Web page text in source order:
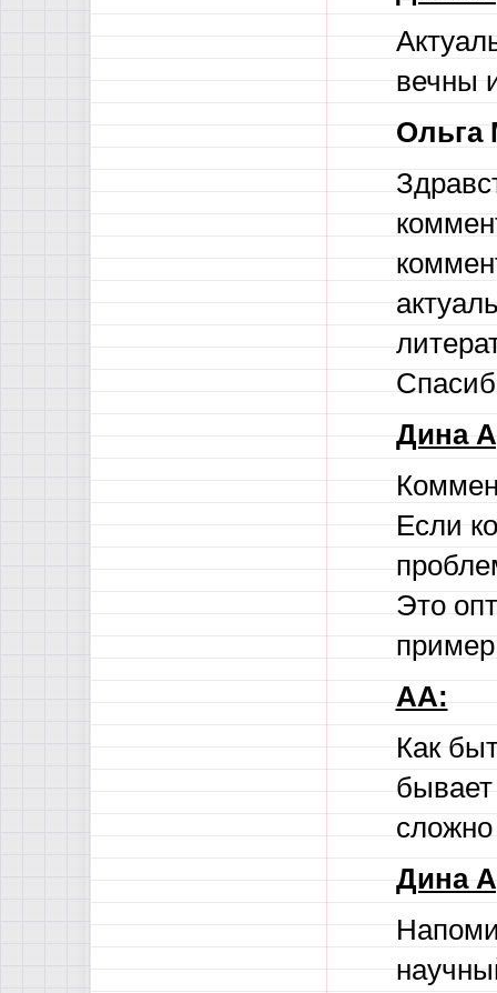
вечны
Ольга
Дина
Если
Это
пример
АА:
Как
сложно
Дина